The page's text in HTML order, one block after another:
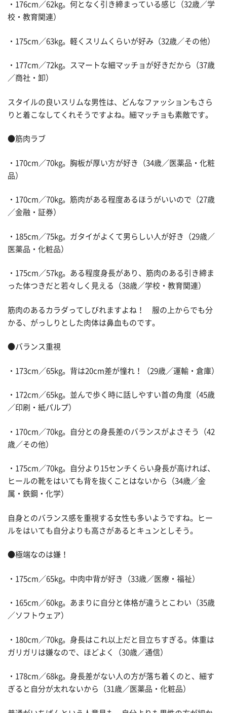
・176cm／62kg。何となく引き締まっている感じ（32歳／学
校・教育関連）
・175cm／63kg。軽くスリムくらいが好み（32歳／その他）
・177cm／72kg。スマートな細マッチョが好きだから（37歳
／商社・卸）
スタイルの良いスリムな男性は、どんなファッションもさら
りと着こなしてくれそうですよね。細マッチョも素敵です。
●筋肉ラブ
・170cm／70kg。胸板が厚い方が好き（34歳／医薬品・化粧
品）
・170cm／70kg。筋肉がある程度あるほうがいいので（27歳
／金融・証券）
・185cm／75kg。ガタイがよくて男らしい人が好き（29歳／
医薬品・化粧品）
・175cm／57kg。ある程度身長があり、筋肉のある引き締ま
った体つきだと若々しく見える（38歳／学校・教育関連）
筋肉のあるカラダってしびれますよね！ 服の上からでも分
かる、がっしりとした肉体は鼻血ものです。
●バランス重視
・173cm／65kg。背は20cm差が憧れ！（29歳／運輸・倉庫）
・172cm／65kg。並んで歩く時に話しやすい首の角度（45歳
／印刷・紙パルプ）
・170cm／70kg。自分との身長差のバランスがよさそう（42
歳／その他）
・175cm／70kg。自分より15センチくらい身長が高ければ、
ヒールの靴をはいても背を抜くことはないから（34歳／金
属・鉄鋼・化学）
自身とのバランス感を重視する女性も多いようですね。ヒー
ルをはいても自分よりも高さがあるとキュンとしそう。
●極端なのは嫌！
・175cm／65kg。中肉中背が好き（33歳／医療・福祉）
・165cm／60kg。あまりに自分と体格が違うとこわい（35歳
／ソフトウェア）
・180cm／70kg。身長はこれ以上だと目立ちすぎる。体重は
ガリガリは嫌なので、ほどよく（30歳／通信）
・178cm／68kg。身長差がない人の方が落ち着くのと、細す
ぎると自分が太れないから（31歳／医薬品・化粧品）